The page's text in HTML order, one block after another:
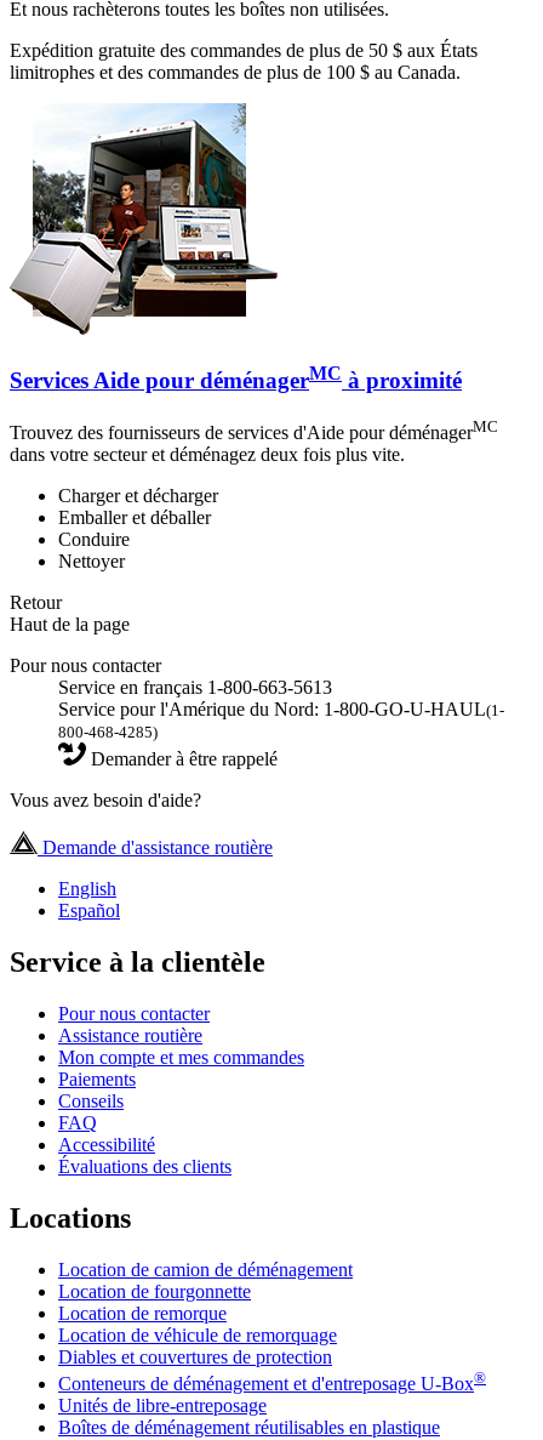
Et nous rachèterons toutes les boîtes non utilisées.
Expédition gratuite des commandes de plus de 50 $ aux États
limitrophes et des commandes de plus de 100 $ au Canada.
Services Aide pour déménagerMC à proximité
Trouvez des fournisseurs de services d'Aide pour déménagerMC
dans votre secteur et déménagez deux fois plus vite.
Charger et décharger
Emballer et déballer
Conduire
Nettoyer
Retour
Haut de la page
Pour nous contacter
Service en français 1-800-663-5613
Service pour l'Amérique du Nord: 1-800-GO-U-HAUL(1-
800-468-4285)
Demander à être rappelé
Vous avez besoin d'aide?
Demande d'assistance routière
English
Español
Service à la clientèle
Pour nous contacter
Assistance routière
Mon compte et mes commandes
Paiements
Conseils
FAQ
Accessibilité
Évaluations des clients
Locations
Location de camion de déménagement
Location de fourgonnette
Location de remorque
Location de véhicule de remorquage
Diables et couvertures de protection
Conteneurs de déménagement et d'entreposage U-Box®
Unités de libre-entreposage
Boîtes de déménagement réutilisables en plastique